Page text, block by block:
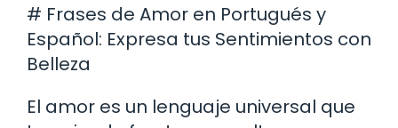
# Frases de Amor en Portugués y
Español: Expresa tus Sentimientos con
Belleza
El amor es un lenguaje universal que